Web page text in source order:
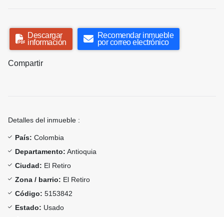
Descargar
información
Recomendar inmueble
por correo electrónico
Compartir
Detalles del inmueble :
País: Colombia
Departamento: Antioquia
Ciudad: El Retiro
Zona / barrio: El Retiro
Código: 5153842
Estado: Usado